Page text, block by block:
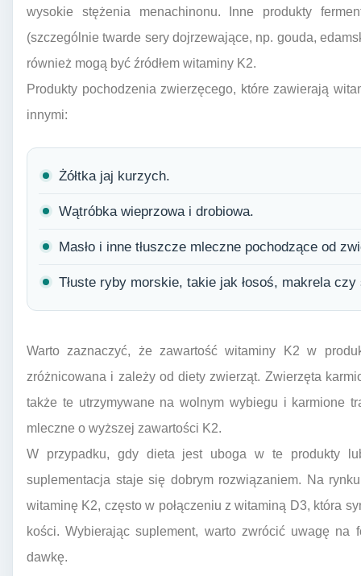
wysokie stężenia menachinonu. Inne produkty
(szczególnie twarde sery dojrzewające, np. gouda,
również mogą być źródłem witaminy K2.
Produkty pochodzenia zwierzęcego, które zawierają
innymi:
Żółtka jaj kurzych.
Wątróbka wieprzowa i drobiowa.
Masło i inne tłuszcze mleczne pochodzące od
Tłuste ryby morskie, takie jak łosoś, makrela
Warto zaznaczyć, że zawartość witaminy K2 w
zróżnicowana i zależy od diety zwierząt. Zwierzęta
także te utrzymywane na wolnym wybiegu i karmione
mleczne o wyższej zawartości K2.
W przypadku, gdy dieta jest uboga w te produkty
suplementacja staje się dobrym rozwiązaniem. Na
witaminę K2, często w połączeniu z witaminą D3, która
kości. Wybierając suplement, warto zwrócić uwagę
dawkę.